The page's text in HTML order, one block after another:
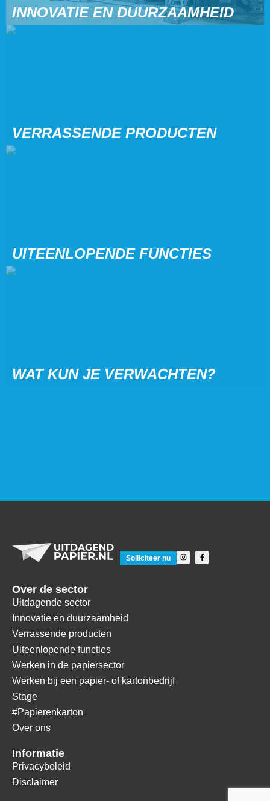
INNOVATIE EN DUURZAAMHEID
VERRASSENDE PRODUCTEN
UITEENLOPENDE FUNCTIES
WAT KUN JE VERWACHTEN?
Solliciteer nu
Over de sector
Uitdagende sector
Innovatie en duurzaamheid
Verrassende producten
Uiteenlopende functies
Werken in de papiersector
Werken bij een papier- of kartonbedrijf
Stage
#Papierenkarton
Over ons
Informatie
Privacybeleid
Disclaimer